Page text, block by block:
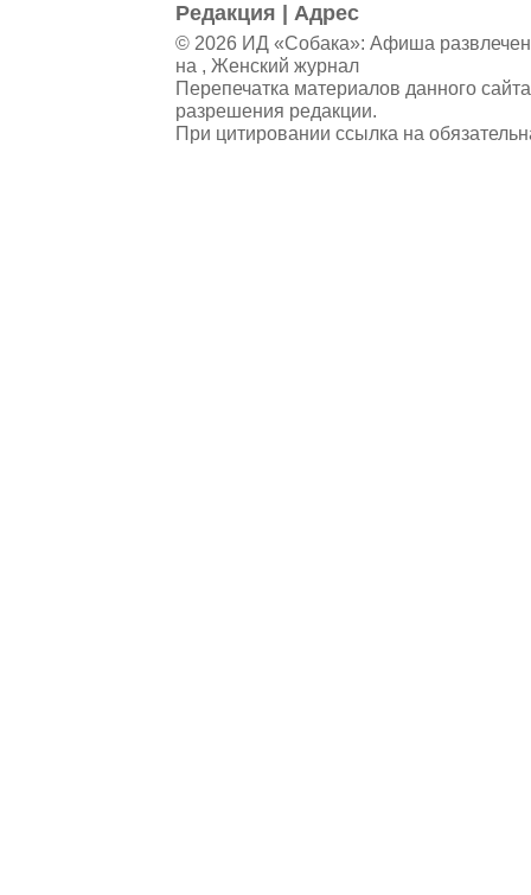
Редакция Адрес
© 2026 ИД «Собака»: Афиша
на , Женский журнал
Перепечатка материалов данного
разрешения редакции.
При цитировании ссылка на